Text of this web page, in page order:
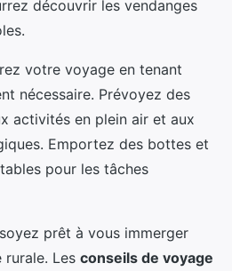
découvrir les vendanges
votre voyage en tenant
nécessaire. Prévoyez des
activités en plein air et aux
Emportez des bottes et
pour les tâches
prêt à vous immerger
rurale. Les conseils de voyage